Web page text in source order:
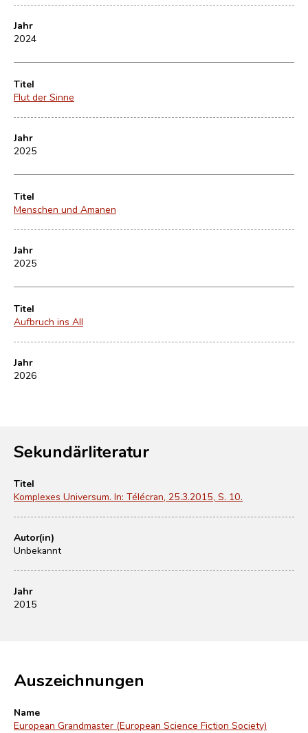
Jahr
2024
Titel
Flut der Sinne
Jahr
2025
Titel
Menschen und Amanen
Jahr
2025
Titel
Aufbruch ins All
Jahr
2026
Sekundärliteratur
Titel
Komplexes Universum. In: Télécran, 25.3.2015, S. 10.
Autor(in)
Unbekannt
Jahr
2015
Auszeichnungen
Name
European Grandmaster (European Science Fiction Society)